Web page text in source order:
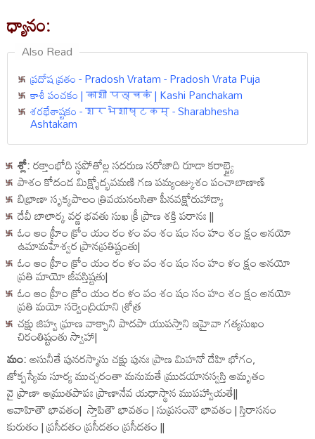
ధ్యానం:
Also Read
ప్రదోష వ్రతం - Pradosh Vratam - Pradosh Vrata Puja
కాశీ పంచకం | काशी पञ्चकं | Kashi Panchakam
శరభేశాష్టకం - शरभेशाष्टकम् - Sharabhesha
Ashtakam
శ్లో:రక్తాంభోది స్థపోతోల్ల సదరుణ సరోజాది రూడా కరాబ్జ్యై
పాశం కోదండ మిక్ష్శోద్భవమణి గణ పమ్యంజ్కుశం పంచాబాణాణ్
బిభ్రాణా సృక్కపాలం త్రివయనలసితా పీనవక్షోరుహాడ్యా
దేవీ బాలార్క వర్ణ భవతు సుఖ క్రీ ప్రాణ శక్తి పరానః ||
ఓం ఆం హ్రీం క్రోం యం రం ళం వం శం షం సం హం శం క్షం అనయో
ఉమామహేశ్వర ప్రానప్రతిష్టంతు|
ఓం ఆం హ్రీం క్రోం యం రం ళం వం శం షం సం హం ళం క్షం అనయో
ప్రతి మాయో జీవస్తిష్టతు|
ఓం ఆం హ్రీం క్రోం యం రం ళం వం శం షం సం హం శం క్షం అనయో
ప్రతి మయో సర్వెంద్రియాని శ్రోత్ర
చక్షు జిహ్వ ఘ్రాణ వాక్పాని పాదపా యుపస్తాని ఇహైవా గత్యసుఖం
చిరంతిష్టంతు స్వాహా|
మం:అసునీతే పునరస్మాసు చక్షు పునః ప్రాణ మిహనో దేహి భోగం,
జోక్పస్యేమ సూర్య ముచ్చరంతా మనుమతే మ్రుడయానస్వస్తి అమృతం
వై ప్రాణా అమ్రుతపాపః ప్రాణానేవ యధాస్థాన ముపహ్వాయతే||
ఆవాహితౌ భావతం| స్తాపితౌ భావతం | సుప్రసంనౌ భావతం | స్తిరాసనం
కురుతం | ప్రసీదతం ప్రసీదతం ప్రసీదతం ||